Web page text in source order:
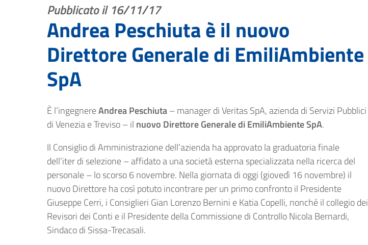
Pubblicato il 16/11/17
Andrea Peschiuta è il nuovo
Direttore Generale di EmiliAmbiente
SpA
È l’ingegnereAndrea Peschiuta– manager di Veritas SpA, azienda di Servizi Pubblici
di Venezia e Treviso – il nuovo Direttore Generale di EmiliAmbiente SpA.
Il Consiglio di Amministrazione dell’azienda ha approvato la graduatoria finale
dell’iter di selezione – affidato a una società esterna specializzata nella ricerca del
personale – lo scorso 6 novembre. Nella giornata di oggi (giovedì 16 novembre) il
nuovo Direttore ha così potuto incontrare per un primo confronto il Presidente
Giuseppe Cerri, i Consiglieri Gian Lorenzo Bernini e Katia Copelli, nonché il collegio dei
Revisori dei Conti e il Presidente della Commissione di Controllo Nicola Bernardi,
Sindaco di Sissa-Trecasali.